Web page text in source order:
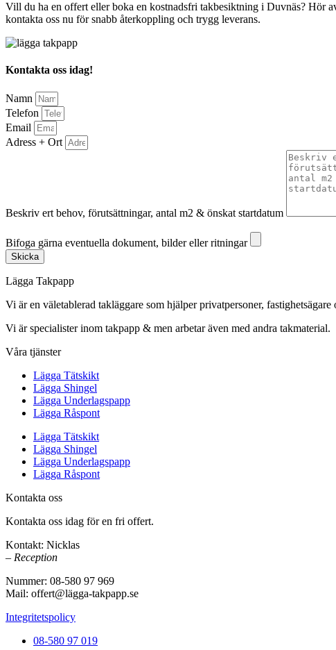
Vill du ha en offert eller boka en kostnadsfri takbesiktning i Duvnäs? Hör
kontakta oss nu för snabb återkoppling och trygg leverans.
Kontakta oss idag!
Namn
Telefon
Email
Adress + Ort
Beskriv ert behov, förutsättningar, antal m2 & önskat startdatum
Bifoga gärna eventuella dokument, bilder eller ritningar
Skicka
Lägga Takpapp
Vi är en väletablerad takläggare som hjälper privatpersoner,
Vi är specialister inom takpapp & men arbetar även med andra takmaterial.
Våra tjänster
Lägga Tätskikt
Lägga Shingel
Lägga Underlagspapp
Lägga Råspont
Lägga Tätskikt
Lägga Shingel
Lägga Underlagspapp
Lägga Råspont
Kontakta oss
Kontakta oss idag för en fri offert.
Kontakt: Nicklas
– Reception
Nummer: 08-580 97 969
Mail: offert@lägga-takpapp.se
Integritetspolicy
08-580 97 019